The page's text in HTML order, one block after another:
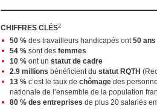
CHIFFRES CLÉS2
50 % des travailleurs handicapés ont50 ans
54 % sont des femmes
10 % ont un statut de cadre
2.9 millions bénéficient du statut RQTH
13 % c’est le taux de chômage des
nationale de l’ensemble de la population
80 % des entreprises de plus 20 salariés